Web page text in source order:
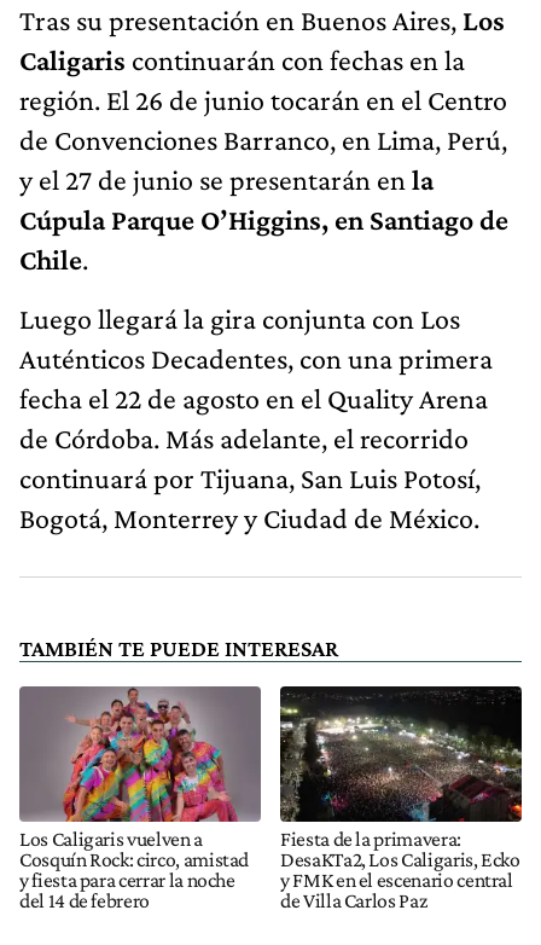
Tras su presentación en Buenos Aires, Los
Caligaris continuarán con fechas en la
región. El 26 de junio tocarán en el Centro
de Convenciones Barranco, en Lima, Perú,
y el 27 de junio se presentarán en la
Cúpula Parque O’Higgins, en Santiago de
Chile.
Luego llegará la gira conjunta con Los
Auténticos Decadentes, con una primera
fecha el 22 de agosto en el Quality Arena
de Córdoba. Más adelante, el recorrido
continuará por Tijuana, San Luis Potosí,
Bogotá, Monterrey y Ciudad de México.
TAMBIÉN TE PUEDE INTERESAR
Los Caligaris vuelven a
Cosquín Rock: circo, amistad
y fiesta para cerrar la noche
del 14 de febrero
Fiesta de la primavera:
DesaKTa2, Los Caligaris, Ecko
y FMK en el escenario central
de Villa Carlos Paz